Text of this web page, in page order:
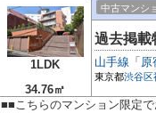
1LDK
34.76㎡
中古マンシ
過去掲載
山手線 「 原
東京都渋谷区
■■こちらのマンション限定